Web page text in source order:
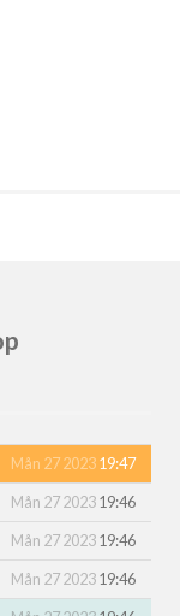
Mån 27 202319:47
Mån 27 202319:46
Mån 27 202319:46
Mån 27 202319:46